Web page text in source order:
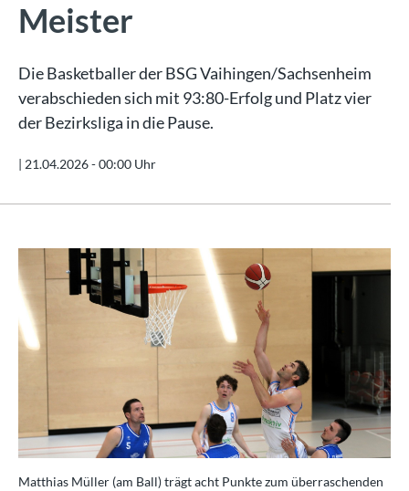
Meister
Die Basketballer der BSG Vaihingen/Sachsenheim
verabschieden sich mit 93:80-Erfolg und Platz vier
der Bezirksliga in die Pause.
| 21.04.2026 - 00:00 Uhr
Matthias Müller (am Ball) trägt acht Punkte zum überraschenden